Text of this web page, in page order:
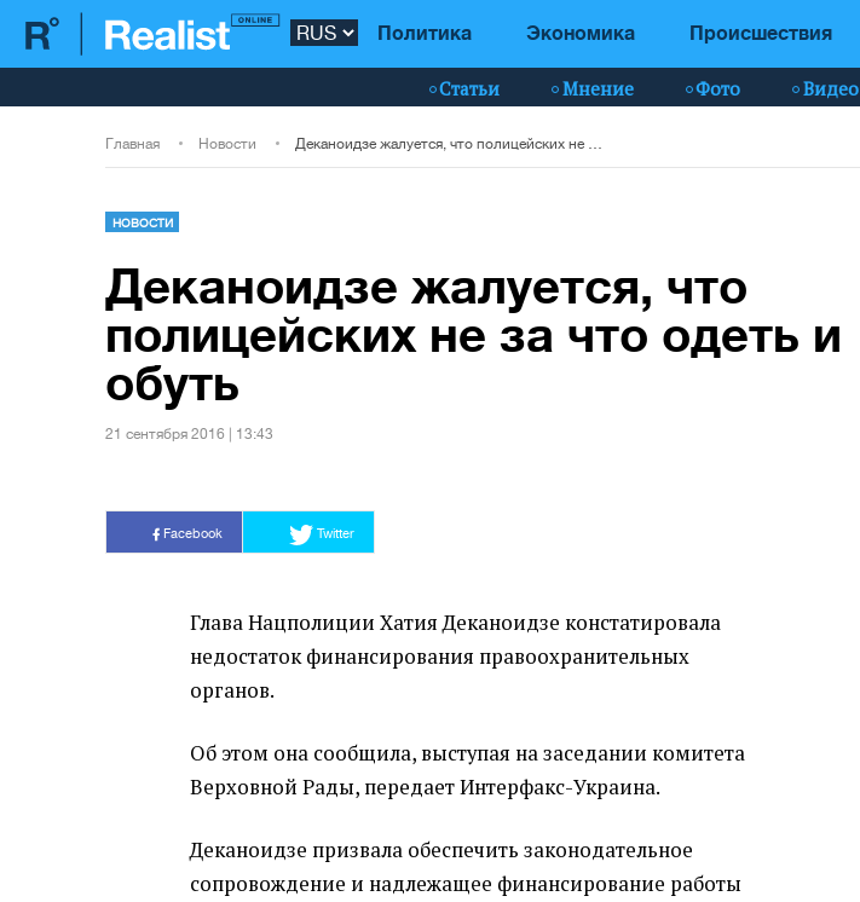
Политика Экономика Происшествия
Статьи Мнение Фото Видео
Главная Новости
НОВОСТИ
Деканоидзе жалуется, что
полицейских не за что одеть и
обуть
21 сентября 2016 | 13:43
Facebook Twitter
Глава Нацполиции Хатия Деканоидзе констатировала
недостаток финансирования правоохранительных
органов.
Об этом она сообщила, выступая на заседании комитета
Верховной Рады, передает Интерфакс-Украина.
Деканоидзе призвала обеспечить законодательное
сопровождение и надлежащее финансирование работы